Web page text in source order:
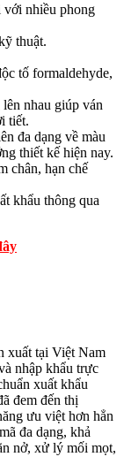
với nhiều phong
thuật.
tố formaldehyde,
nhau giúp ván
tiết.
đa dạng về màu
thiết kế hiện nay.
chân, hạn chế
khẩu thông qua
xuất tại Việt Nam
nhập khẩu trực
xuất khẩu
đem đến thị
ưu việt hơn hẳn
đa dạng, khả
nở, xử lý mối mọt,